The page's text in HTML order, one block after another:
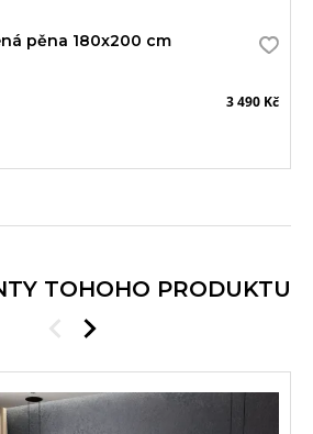
pěna 180x200 cm
3 490 Kč
TOHOHO PRODUKTU